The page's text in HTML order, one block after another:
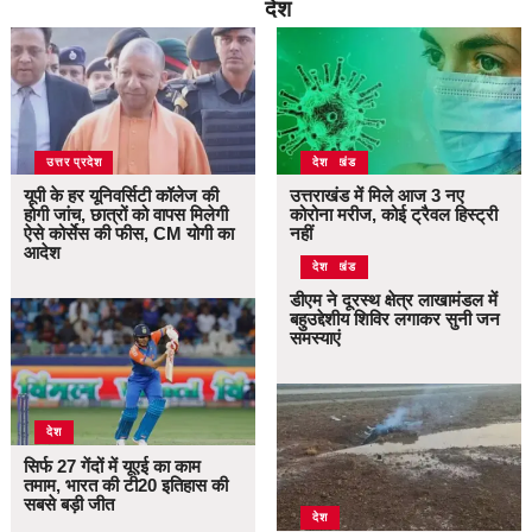
देश
उत्तर प्रदेश
यूपी के हर यूनिवर्सिटी कॉलेज की
होगी जांच, छात्रों को वापस मिलेगी
ऐसे कोर्सेस की फीस, CM योगी का
आदेश
देश
सिर्फ 27 गेंदों में यूएई का काम
तमाम, भारत की टी20 इतिहास की
सबसे बड़ी जीत
उत्तराखंड
देश
उत्तराखंड में मिले आज 3 नए
कोरोना मरीज, कोई ट्रैवल हिस्ट्री
नहीं
उत्तराखंड
देश
डीएम ने दूरस्थ क्षेत्र लाखामंडल में
बहुउद्देशीय शिविर लगाकर सुनी जन
समस्याएं
देश